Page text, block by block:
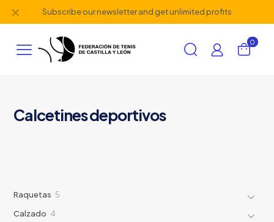
Subscribe our newsletter and get unlimited profits
✕
0
Calcetines deportivos
Raquetas 5
Calzado 4